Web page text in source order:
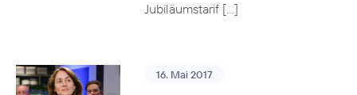
Jubiläumstarif […]
16. Mai 2017